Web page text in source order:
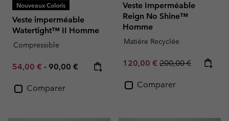
Nouveaux Coloris
Veste imperméable
Watertight™ II Homme
Compressible
Minimum sale price:
54,00 € - Maximum price:
90,00 €
Comparer
Veste Imperméable
Reign No Shine™
Homme
Matière Recyclée
Sale price:
120,00 € Regular price:
200,00 €
Comparer